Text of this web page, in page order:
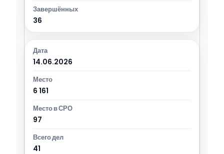
36
14.06.2026
6 161
97
41